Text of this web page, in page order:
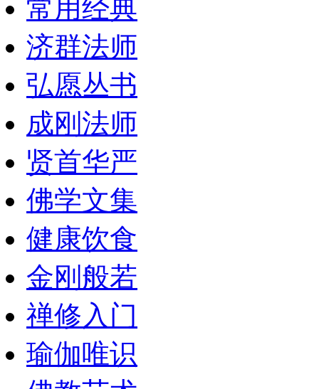
常用经典
济群法师
弘愿丛书
成刚法师
贤首华严
佛学文集
健康饮食
金刚般若
禅修入门
瑜伽唯识